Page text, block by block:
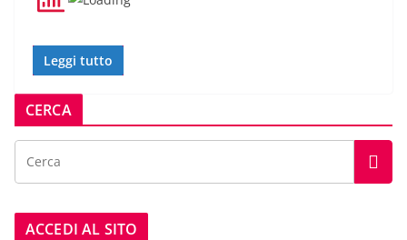
Leggi tutto
CERCA
ACCEDI AL SITO